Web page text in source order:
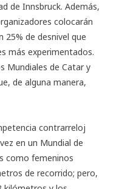
de Innsbruck. Además,
colocarán
25% de desnivel que
más experimentados.
Mundiales de Catar y
de alguna manera,
contrarreloj
en un Mundial de
como femeninos
de recorrido; pero,